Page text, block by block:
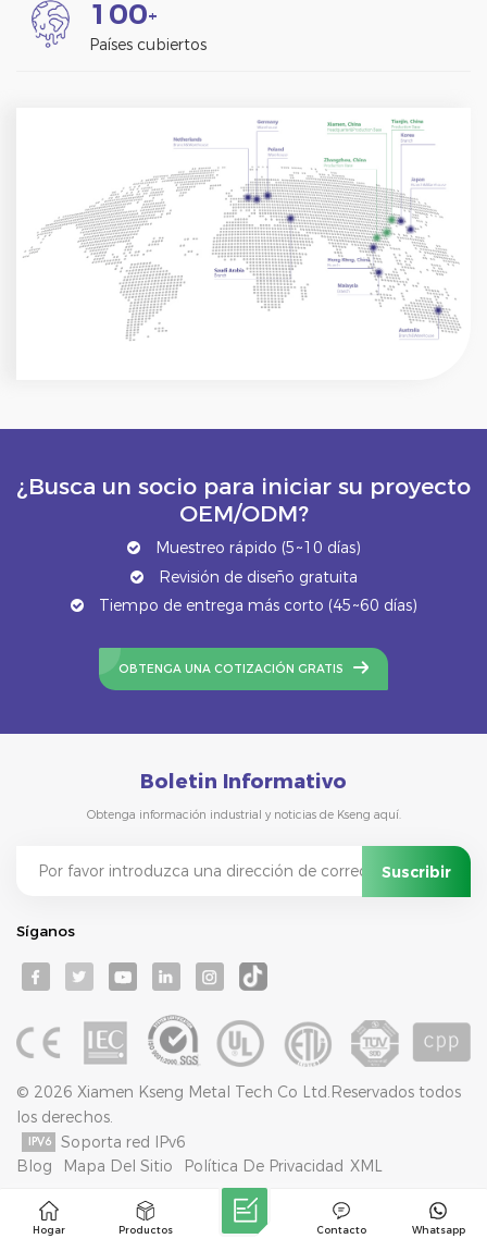
1 00+
Países cubiertos
¿Busca un socio para iniciar su proyecto
OEM/ODM?
Muestreo rápido (5~10 días)
Revisión de diseño gratuita
Tiempo de entrega más corto (45~60 días)
OBTENGA UNA COTIZACIÓN GRATIS
Boletin Informativo
Obtenga información industrial y noticias de Kseng aquí.
Síganos
© 2026 Xiamen Kseng Metal Tech Co Ltd.Reservados todos
los derechos.
Soporta red IPv6
Blog
Mapa Del Sitio Política De Privacidad XML
Hogar Productos Whatsapp
Contacto